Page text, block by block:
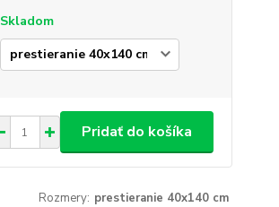
Skladom
Pridať do košíka
Rozmery: prestieranie 40x140 cm